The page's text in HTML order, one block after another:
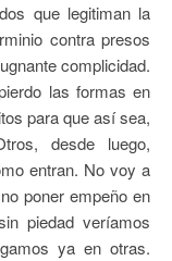
que legitiman la
contra presos
complicidad.
las formas en
para que así sea,
desde luego,
entran. No voy a
poner empeño en
piedad veríamos
ya en otras.